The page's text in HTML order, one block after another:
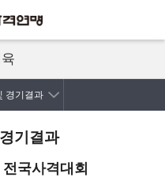
경기결과
기결과
국사격대회